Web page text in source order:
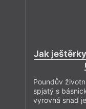
Jak
Poundův
spjatý s
vyrovná snad